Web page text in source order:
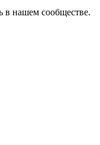
в нашем сообществе.